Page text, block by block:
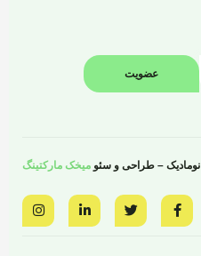
عضویت
نومادیک – طراحی و سئو میخک مارکتینگ
F
a
c
w
i
L
i
n
I
n
s